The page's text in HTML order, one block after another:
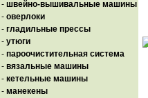
- швейно-вышивальные машины
- оверлоки
- гладильные прессы
- утюги
- пароочистительная система
- вязальные машины
- кетельные машины
- манекены